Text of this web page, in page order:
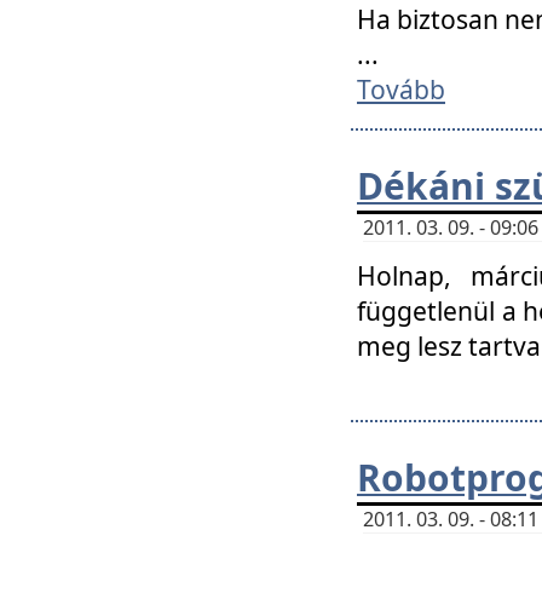
Ha biztosan
...
Tovább
Dékáni
2011. 03. 09. -
Holnap,
függetlenül a
meg lesz
2011. 03. 09. -